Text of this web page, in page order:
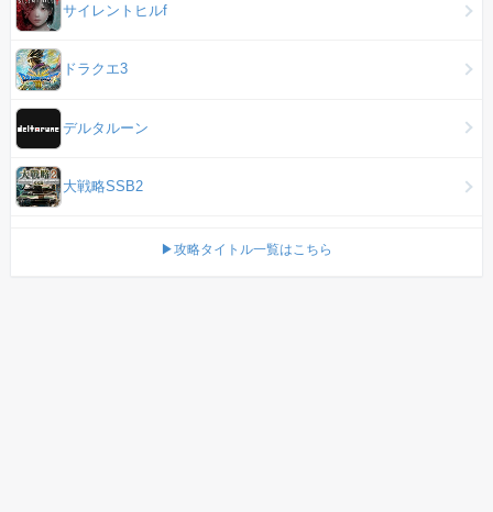
サイレントヒルf
ドラクエ3
デルタルーン
大戦略SSB2
▶攻略タイトル一覧はこちら